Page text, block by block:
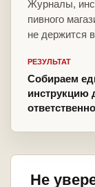
Журналы,
пивного
не держится
РЕЗУЛЬТАТ
Собираем
инструкцию
Не